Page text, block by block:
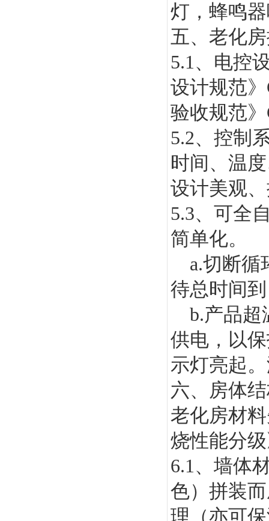
灯，蜂鸣
五、老化
5.1 、电控
设计规范》
验收规范》
5.2、控制
时间、温
设计美观
5.3、可全
简单化。
a.切断循
待总时间
b.产品超
供电，以
示灯亮起
六、房体
老化房材
烧性能分
6.1 、墙体
色）拼装
理（亦可